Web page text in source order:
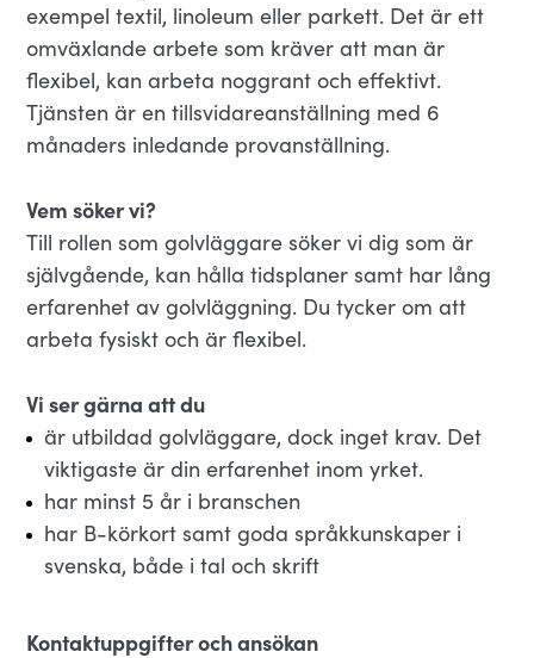
exempel textil, linoleum eller parkett. Det är ett
omväxlande arbete som kräver att man är
flexibel, kan arbeta noggrant och effektivt.
Tjänsten är en tillsvidareanställning med 6
månaders inledande provanställning.
Vem söker vi?
Till rollen som golvläggare söker vi dig som är
självgående, kan hålla tidsplaner samt har lång
erfarenhet av golvläggning. Du tycker om att
arbeta fysiskt och är flexibel.
Vi ser gärna att du
är utbildad golvläggare, dock inget krav. Det
viktigaste är din erfarenhet inom yrket.
har minst 5 år i branschen
har B-körkort samt goda språkkunskaper i
svenska, både i tal och skrift
Kontaktuppgifter och ansökan